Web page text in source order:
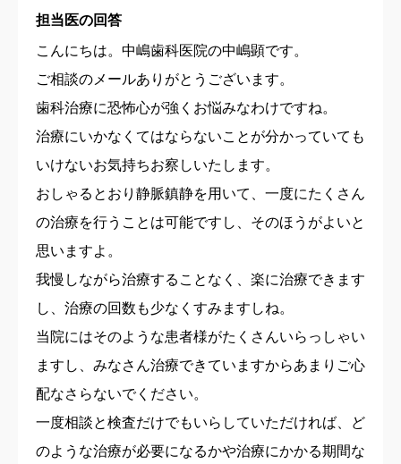
担当医の回答
こんにちは。中嶋歯科医院の中嶋顕です。
ご相談のメールありがとうございます。
歯科治療に恐怖心が強くお悩みなわけですね。
治療にいかなくてはならないことが分かっていても
いけないお気持ちお察しいたします。
おしゃるとおり静脈鎮静を用いて、一度にたくさん
の治療を行うことは可能ですし、そのほうがよいと
思いますよ。
我慢しながら治療することなく、楽に治療できます
し、治療の回数も少なくすみますしね。
当院にはそのような患者様がたくさんいらっしゃい
ますし、みなさん治療できていますからあまりご心
配なさらないでください。
一度相談と検査だけでもいらしていただければ、ど
のような治療が必要になるかや治療にかかる期間な